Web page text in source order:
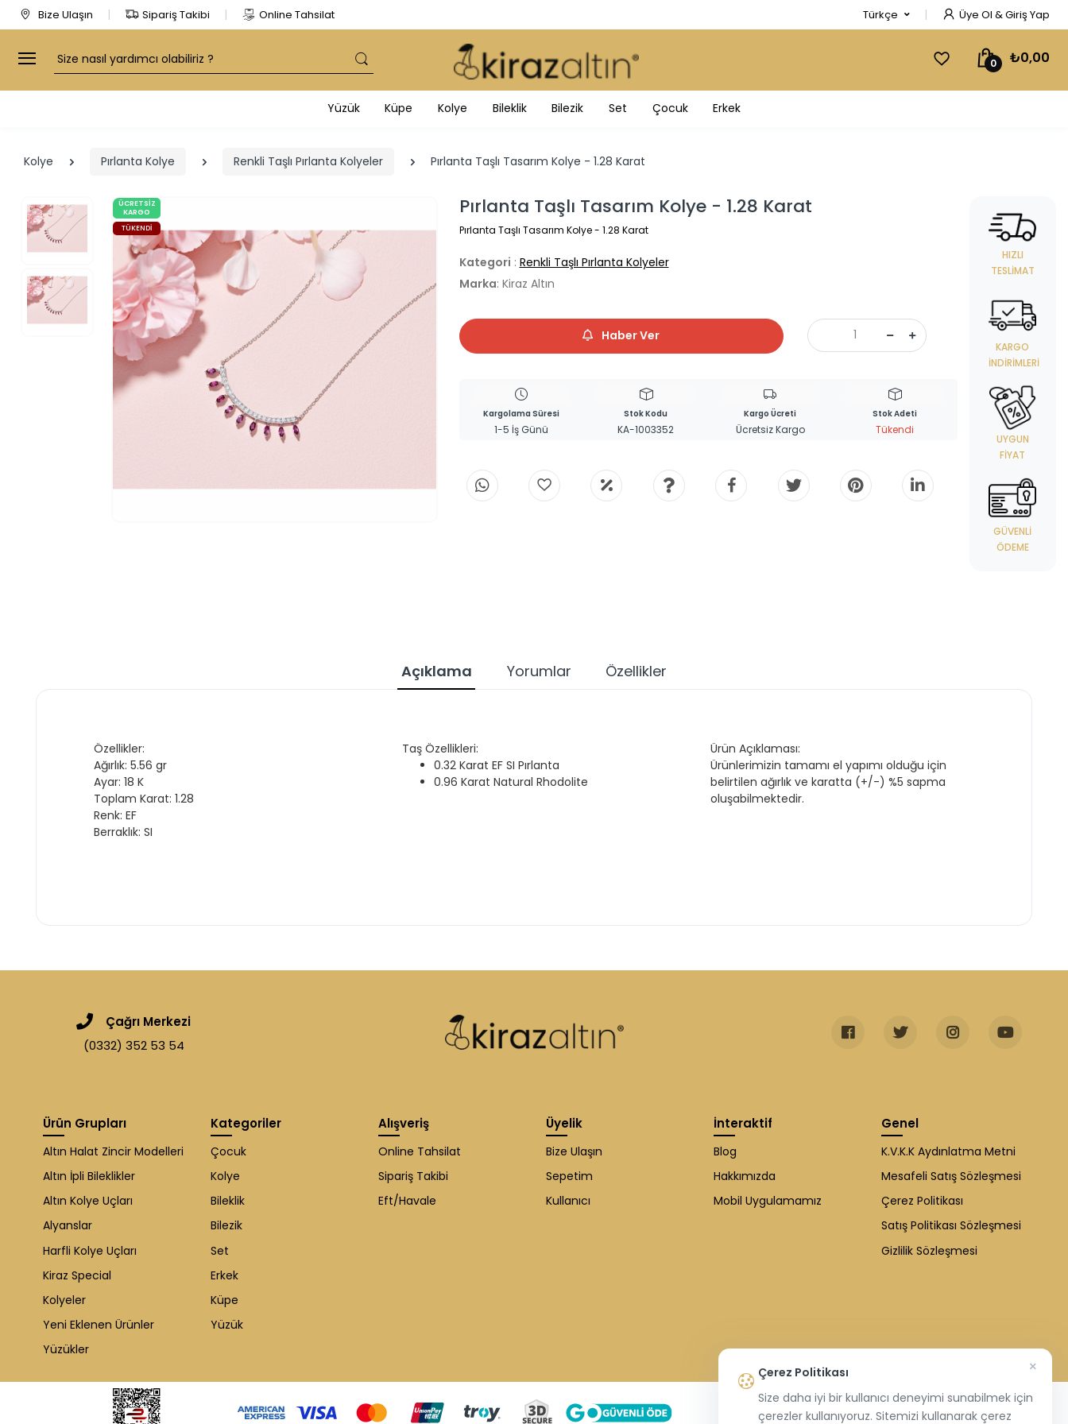
Bize Ulaşın Sipariş Takibi Online Tahsilat Türkçe Üye Ol & Giriş Yap
Arama
0 ₺0,00
Yüzük Küpe Kolye Bileklik Bilezik Set Çocuk Erkek
Kolye Pırlanta Kolye Renkli Taşlı Pırlanta Kolyeler Pırlanta Taşlı Tasarım Kolye - 1.28 Karat
ÜCRETSIZ
KARGO
TÜKENDI
Pırlanta Taşlı Tasarım Kolye - 1.28 Karat
Pırlanta Taşlı Tasarım Kolye - 1.28 Karat
Kategori : Renkli Taşlı Pırlanta Kolyeler
Marka: Kiraz Altın
Haber Ver
Kargolama Süresi
1-5 İş Günü
Stok Kodu
KA-1003352
Kargo Ücreti
Ücretsiz Kargo
Stok Adeti
Tükendi
HIZLI
TESLIMAT
KARGO
İNDIRIMLERI
UYGUN
FIYAT
GÜVENLI
ÖDEME
Açıklama Yorumlar Özellikler
Özellikler: Taş Özellikleri:
Ürün Açıklaması:
Ağırlık: 5.56 gr
Ayar: 18 K
Toplam Karat: 1.28
Renk: EF
Berraklık: SI
0.32 Karat EF SI Pırlanta
0.96 Karat Natural Rhodolite
Ürünlerimizin tamamı el yapımı olduğu için
belirtilen ağırlık ve karatta (+/-) %5 sapma
oluşabilmektedir.
Çağrı Merkezi
(0332) 352 53 54
Ürün Grupları
Altın Halat Zincir Modelleri
Altın İpli Bileklikler
Altın Kolye Uçları
Alyanslar
Harfli Kolye Uçları
Kiraz Special
Kolyeler
Yeni Eklenen Ürünler
Yüzükler
Kategoriler
Çocuk
Kolye
Bileklik
Bilezik
Set
Erkek
Küpe
Yüzük
Alışveriş
Online Tahsilat
Sipariş Takibi
Eft/Havale
Üyelik
Bize Ulaşın
Sepetim
Kullanıcı
İnteraktif
Blog
Hakkımızda
Mobil Uygulamamız
Genel
K.V.K.K Aydınlatma Metni
Mesafeli Satış Sözleşmesi
Çerez Politikası
Satış Politikası Sözleşmesi
Gizlilik Sözleşmesi
Çerez Politikası
Size daha iyi bir kullanıcı deneyimi sunabilmek için
çerezler kullanıyoruz. Sitemizi kullanarak çerez
×